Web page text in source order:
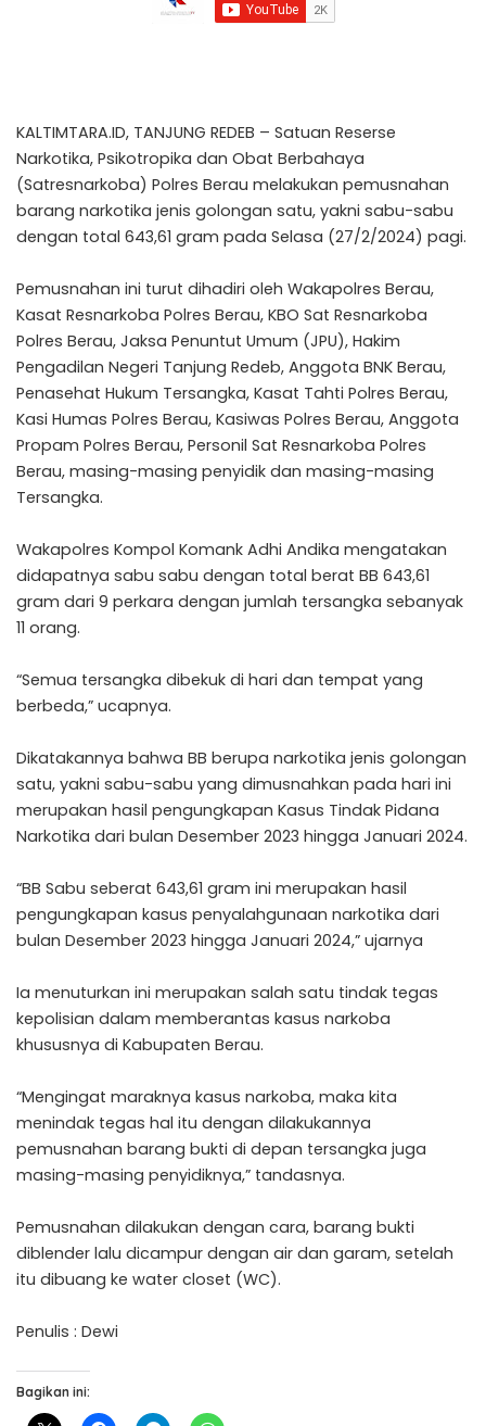
KALTIMTARA.ID, TANJUNG REDEB – Satuan Reserse
Narkotika, Psikotropika dan Obat Berbahaya
(Satresnarkoba) Polres Berau melakukan pemusnahan
barang narkotika jenis golongan satu, yakni sabu-sabu
dengan total 643,61 gram pada Selasa (27/2/2024) pagi.
Pemusnahan ini turut dihadiri oleh Wakapolres Berau,
Kasat Resnarkoba Polres Berau, KBO Sat Resnarkoba
Polres Berau, Jaksa Penuntut Umum (JPU), Hakim
Pengadilan Negeri Tanjung Redeb, Anggota BNK Berau,
Penasehat Hukum Tersangka, Kasat Tahti Polres Berau,
Kasi Humas Polres Berau, Kasiwas Polres Berau, Anggota
Propam Polres Berau, Personil Sat Resnarkoba Polres
Berau, masing-masing penyidik dan masing-masing
Tersangka.
Wakapolres Kompol Komank Adhi Andika mengatakan
didapatnya sabu sabu dengan total berat BB 643,61
gram dari 9 perkara dengan jumlah tersangka sebanyak
11 orang.
“Semua tersangka dibekuk di hari dan tempat yang
berbeda,” ucapnya.
Dikatakannya bahwa BB berupa narkotika jenis golongan
satu, yakni sabu-sabu yang dimusnahkan pada hari ini
merupakan hasil pengungkapan Kasus Tindak Pidana
Narkotika dari bulan Desember 2023 hingga Januari 2024.
“BB Sabu seberat 643,61 gram ini merupakan hasil
pengungkapan kasus penyalahgunaan narkotika dari
bulan Desember 2023 hingga Januari 2024,” ujarnya
Ia menuturkan ini merupakan salah satu tindak tegas
kepolisian dalam memberantas kasus narkoba
khususnya di Kabupaten Berau.
“Mengingat maraknya kasus narkoba, maka kita
menindak tegas hal itu dengan dilakukannya
pemusnahan barang bukti di depan tersangka juga
masing-masing penyidiknya,” tandasnya.
Pemusnahan dilakukan dengan cara, barang bukti
diblender lalu dicampur dengan air dan garam, setelah
itu dibuang ke water closet (WC).
Penulis : Dewi
Bagikan ini: